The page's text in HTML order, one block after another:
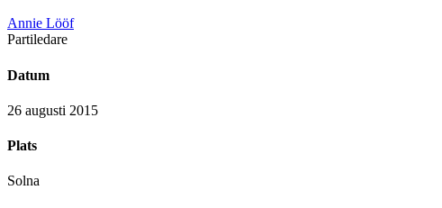
Annie Lööf
Partiledare
Datum
26 augusti 2015
Plats
Solna